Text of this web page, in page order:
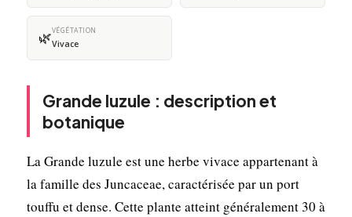
🌿VÉGÉTATION
Vivace
Grande luzule : description et
botanique
La Grande luzule est une herbe vivace appartenant à
la famille des Juncaceae, caractérisée par un port
touffu et dense. Cette plante atteint généralement 30 à